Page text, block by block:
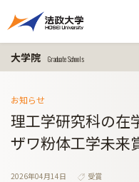
大学院 Graduate Schools
お知らせ
理工学研究科の在
ザワ粉体工学未来
2026年04月14日
受賞